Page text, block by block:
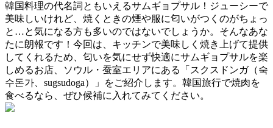
韓国料理の代名詞ともいえるサムギョプサル！ジューシーで
美味しいけれど、焼くときの煙や服に匂いがつくのがちょっ
と…と気になる方も多いのではないでしょうか。そんなあな
たに朗報です！今回は、キッチンで美味しく焼き上げて提供
してくれるため、匂いを気にせず快適にサムギョプサルを楽
しめるお店、ソウル・蚕室エリアにある「スクスドンガ（숙
수돈가、sugsudoga）」をご紹介します。韓国旅行で焼肉を
食べるなら、ぜひ候補に入れてみてください。